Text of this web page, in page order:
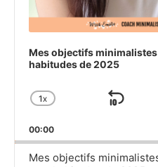
Mes objectifs
habitudes de 2025
CHANGE
RATE
1X
SKIP
00:00
Mes objectifs